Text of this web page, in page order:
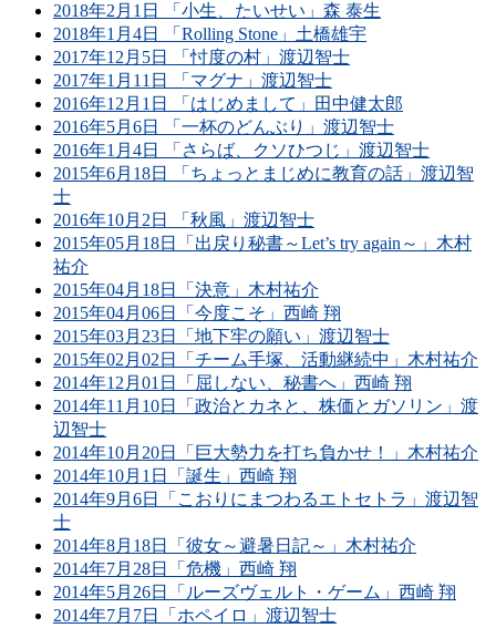
2018年2月1日 「小生、たいせい」森 泰生
2018年1月4日 「Rolling Stone」土橋雄宇
2017年12月5日 「忖度の村」渡辺智士
2017年1月11日 「マグナ」渡辺智士
2016年12月1日 「はじめまして」田中健太郎
2016年5月6日 「一杯のどんぶり」渡辺智士
2016年1月4日 「さらば、クソひつじ」渡辺智士
2015年6月18日 「ちょっとまじめに教育の話」渡辺智
士
2016年10月2日 「秋風」渡辺智士
2015年05月18日「出戻り秘書～Let’s try again～」木村
祐介
2015年04月18日「決意」木村祐介
2015年04月06日「今度こそ」西崎 翔
2015年03月23日「地下牢の願い」渡辺智士
2015年02月02日「チーム手塚、活動継続中」木村祐介
2014年12月01日「屈しない、秘書へ」西崎 翔
2014年11月10日「政治とカネと、株価とガソリン」渡
辺智士
2014年10月20日「巨大勢力を打ち負かせ！」木村祐介
2014年10月1日「誕生」西崎 翔
2014年9月6日「こおりにまつわるエトセトラ」渡辺智
士
2014年8月18日「彼女～避暑日記～」木村祐介
2014年7月28日「危機」西崎 翔
2014年5月26日「ルーズヴェルト・ゲーム」西崎 翔
2014年7月7日「ホペイロ」渡辺智士